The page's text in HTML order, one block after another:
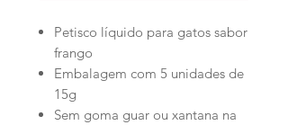
Petisco líquido para gatos sabor
frango
Embalagem com 5 unidades de
15g
Sem goma guar ou xantana na